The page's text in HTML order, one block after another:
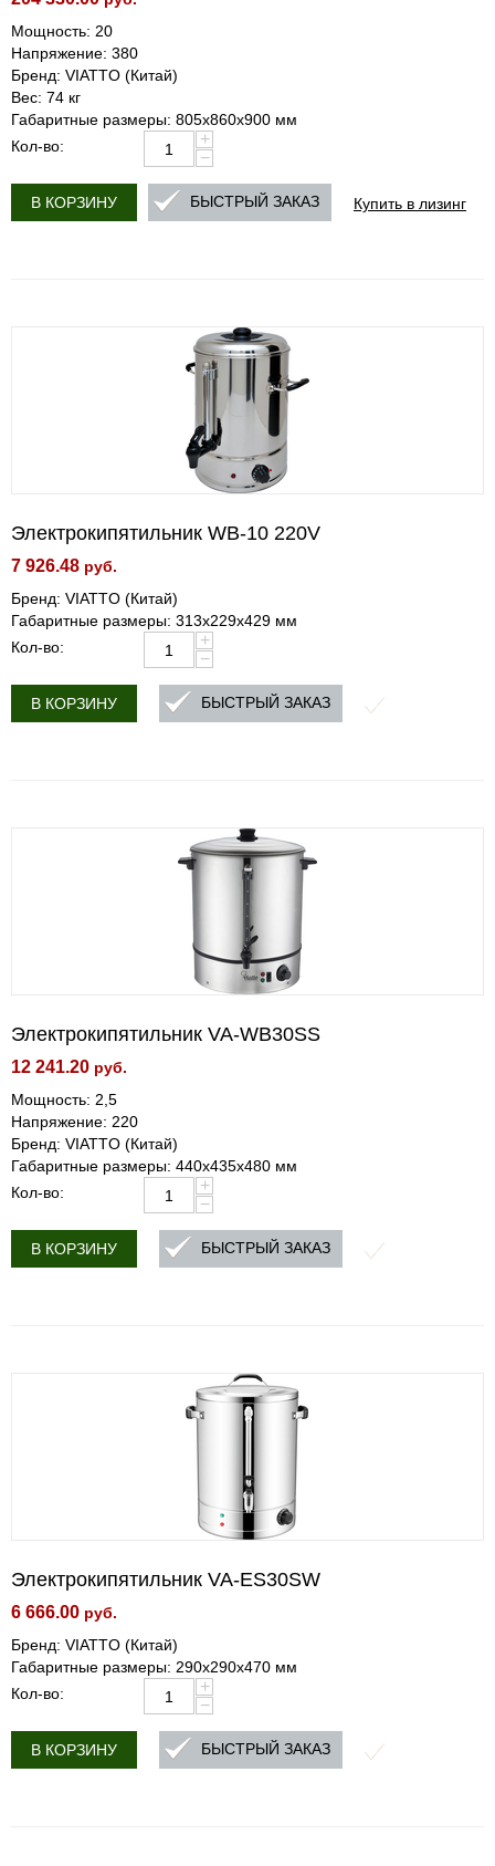
Мощность: 20
Напряжение: 380
Бренд: VIATTO (Китай)
Вес: 74 кг
Габаритные размеры: 805x860x900 мм
Кол-во:
+
−
В КОРЗИНУ Купить в лизинг
БЫСТРЫЙ ЗАКАЗ
Электрокипятильник WB-10 220V
7 926.48 руб.
Бренд: VIATTO (Китай)
Габаритные размеры: 313x229x429 мм
Кол-во:
+
−
В КОРЗИНУ БЫСТРЫЙ ЗАКАЗ
Электрокипятильник VA-WB30SS
12 241.20 руб.
Мощность: 2,5
Напряжение: 220
Бренд: VIATTO (Китай)
Габаритные размеры: 440x435x480 мм
Кол-во:
+
−
В КОРЗИНУ БЫСТРЫЙ ЗАКАЗ
Электрокипятильник VA-ES30SW
6 666.00 руб.
Бренд: VIATTO (Китай)
Габаритные размеры: 290x290x470 мм
Кол-во:
+
−
В КОРЗИНУ БЫСТРЫЙ ЗАКАЗ